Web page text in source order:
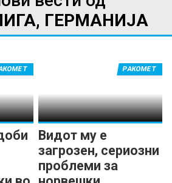
ГЕРМАНИЈА
Видот му е
загрозен, сериозни
проблеми за
РАКОМЕТ